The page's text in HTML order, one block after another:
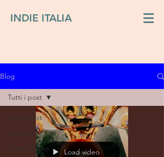
INDIE ITALIA
Blog
Tutti i post
Recensioni
Indie italiano
Tutti i post
Load video